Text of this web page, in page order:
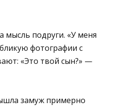
мысль подруги. «У меня
фотографии с
«Это твой сын?» —
замуж примерно